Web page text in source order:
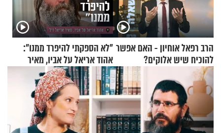
הרב רפאל אוחיון - האם אפשר
להוכיח שיש אלוקים?
"לא הספקתי להיפרד ממנו":
אהוד אריאל על אביו, מאיר
אריאל ז"ל